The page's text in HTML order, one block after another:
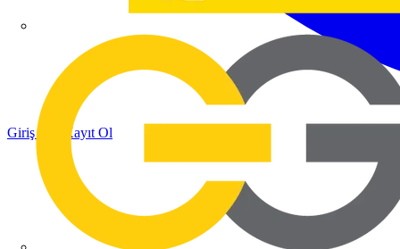
Giriş Yap Kayıt Ol